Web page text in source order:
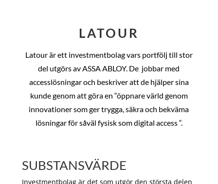
LATOUR
Latour är ett investmentbolag vars portfölj till stor
del utgörs av ASSA ABLOY. De jobbar med
accesslösningar och beskriver att de hjälper sina
kunde genom att göra en “öppnare värld genom
innovationer som ger trygga, säkra och bekväma
lösningar för såväl fysisk som digital access “.
SUBSTANSVÄRDE
Investmentbolag är det som utgör den största delen